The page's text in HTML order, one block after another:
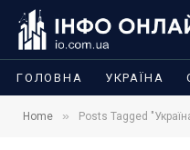
ГОЛОВНА УКРАЇНА
Home » Posts Tagged